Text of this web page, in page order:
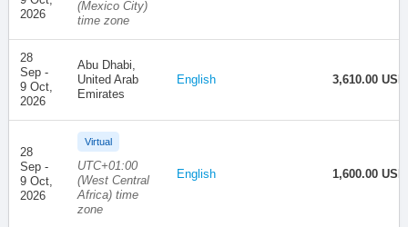
2026
(Mexico City)
time zone
28
Sep -
9 Oct,
2026
Abu Dhabi,
United Arab
Emirates
English 3,610.00 USD
28
Sep -
9 Oct,
2026
Virtual
UTC+01:00
(West Central
Africa) time
zone
English 1,600.00 USD